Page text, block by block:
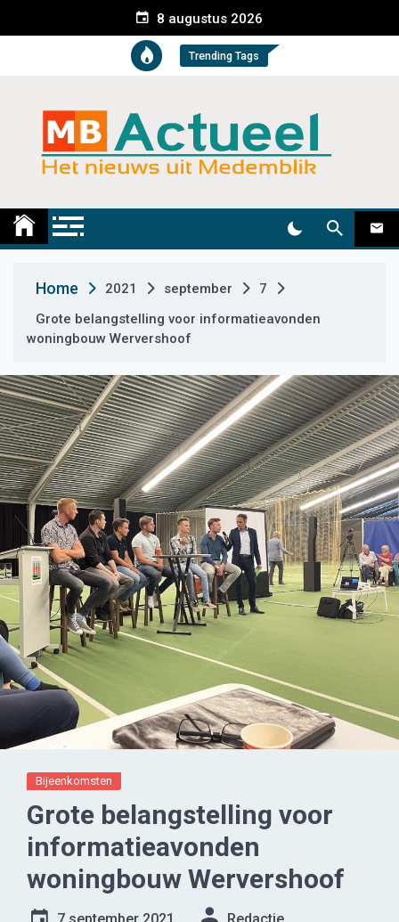
e
t
8 augustus 2026
Trending Tags
Medemblik Actueel
Home 2021 september
7
Grote belangstelling voor informatieavonden
woningbouw Wervershoof
Bijeenkomsten
Grote belangstelling voor
informatieavonden
woningbouw Wervershoof